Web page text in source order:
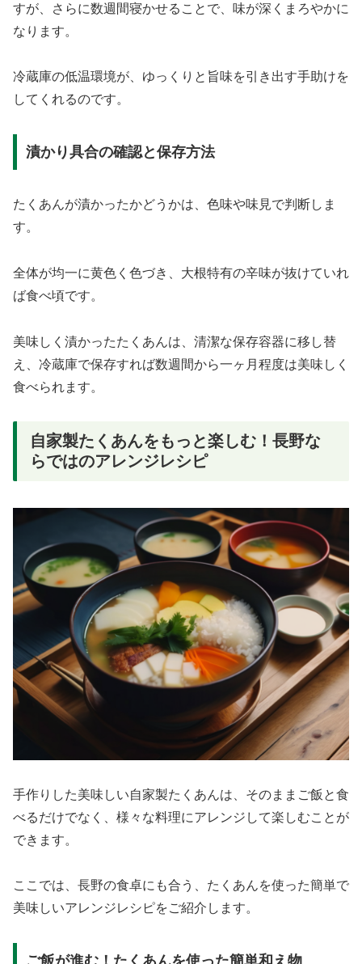
すが、さらに数週間寝かせることで、味が深くまろやかに
なります。
冷蔵庫の低温環境が、ゆっくりと旨味を引き出す手助けを
してくれるのです。
漬かり具合の確認と保存方法
たくあんが漬かったかどうかは、色味や味見で判断しま
す。
全体が均一に黄色く色づき、大根特有の辛味が抜けていれ
ば食べ頃です。
美味しく漬かったたくあんは、清潔な保存容器に移し替
え、冷蔵庫で保存すれば数週間から一ヶ月程度は美味しく
食べられます。
自家製たくあんをもっと楽しむ！長野な
らではのアレンジレシピ
手作りした美味しい自家製たくあんは、そのままご飯と食
べるだけでなく、様々な料理にアレンジして楽しむことが
できます。
ここでは、長野の食卓にも合う、たくあんを使った簡単で
美味しいアレンジレシピをご紹介します。
ご飯が進む！たくあんを使った簡単和え物